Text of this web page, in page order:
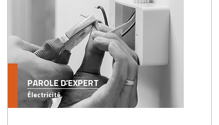
PAROLE D'EXPERT
Électricité